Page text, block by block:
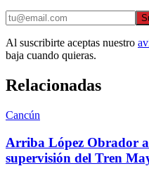
Al suscribirte aceptas nuestro
baja cuando quieras.
Relacionadas
Cancún
Arriba López Obrador
supervisión del Tren